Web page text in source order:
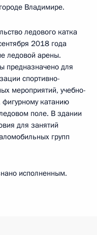
Владимире.
ледового катка
2018 года
ледовой арены.
предназначено для
спортивно-
мероприятий, учебно-
катанию
поле. В здании
для занятий
групп
исполненным.